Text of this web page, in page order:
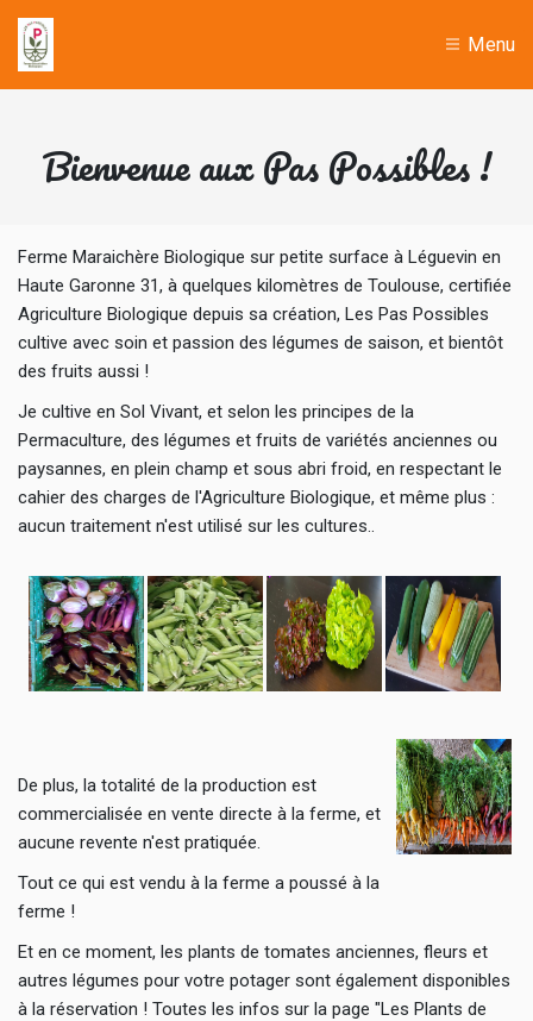
Menu
Bienvenue aux Pas Possibles !
Ferme Maraichère Biologique sur petite surface à Léguevin en
Haute Garonne 31, à quelques kilomètres de Toulouse, certifiée
Agriculture Biologique depuis sa création, Les Pas Possibles
cultive avec soin et passion des légumes de saison, et bientôt
des fruits aussi !
Je cultive en Sol Vivant, et selon les principes de la
Permaculture, des légumes et fruits de variétés anciennes ou
paysannes, en plein champ et sous abri froid, en respectant le
cahier des charges de l'Agriculture Biologique, et même plus :
aucun traitement n'est utilisé sur les cultures..
De plus, la totalité de la production est
commercialisée en vente directe à la ferme, et
aucune revente n'est pratiquée.
Tout ce qui est vendu à la ferme a poussé à la
ferme !
Et en ce moment, les plants de tomates anciennes, fleurs et
autres légumes pour votre potager sont également disponibles
à la réservation ! Toutes les infos sur la page "Les Plants de